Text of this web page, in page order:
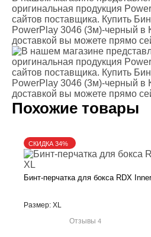
оригинальная продукция
сайтов поставщика. Купить
PowerPlay 3046 (3м)-черный в
доставкой вы можете прямо
Похожие товары
Бинт-перчатка для бокса RDX
Размер: XL
Отзывы4
СКИДКА 34%